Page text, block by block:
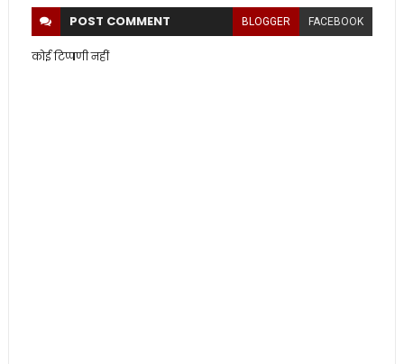
POST COMMENT BLOGGER FACEBOOK
कोई टिप्पणी नहीं